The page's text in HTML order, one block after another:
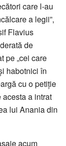
care l-au
a legii”,
Flavius
de
pe „cei care
habotnici în
cu o petiție
a intrat
lui Anania din
acum